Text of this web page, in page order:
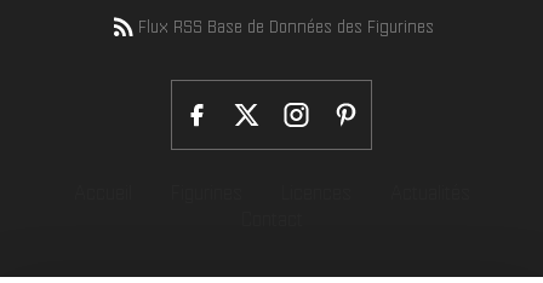
Flux RSS Base de Données des Figurines